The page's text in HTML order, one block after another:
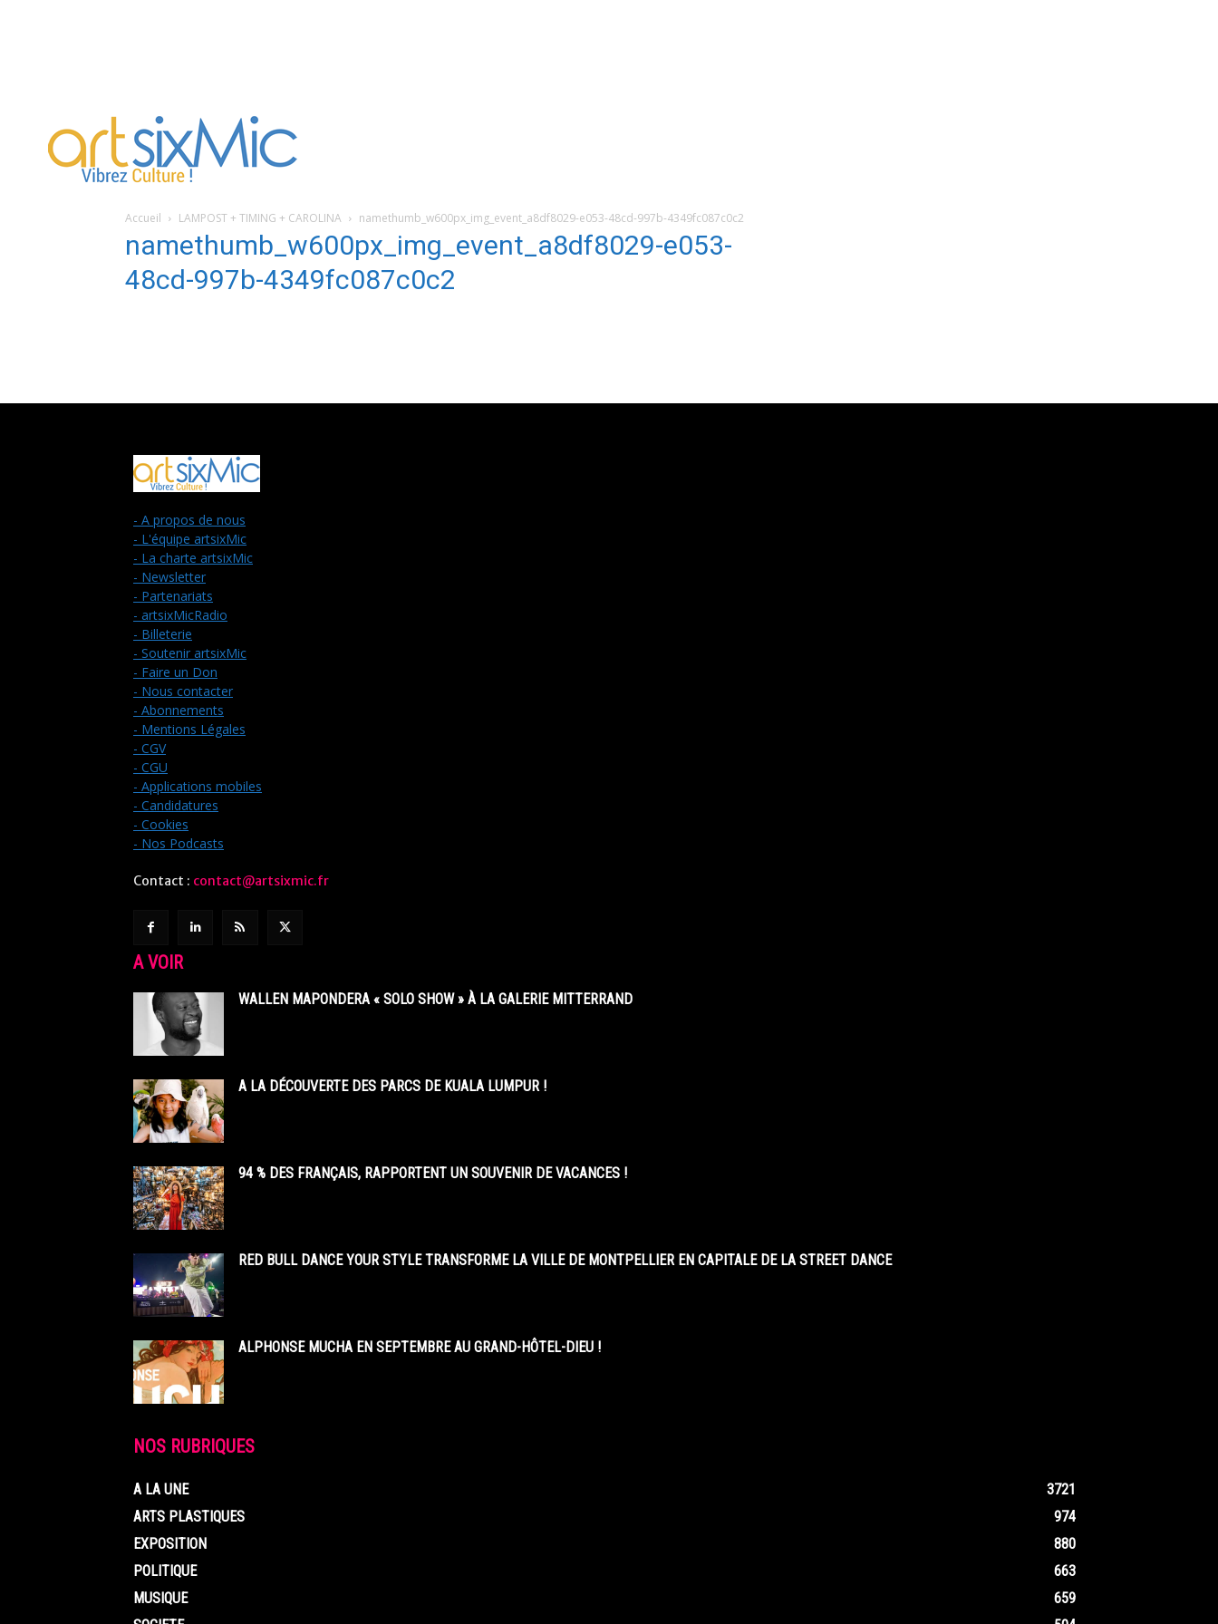
artsixMic
Accueil LAMPOST + TIMING + CAROLINA namethumb_w600px_img_event_a8df8029-e053-48cd-997b-4349fc087c0c2
namethumb_w600px_img_event_a8df8029-e053-
48cd-997b-4349fc087c0c2
- A propos de nous
- L'équipe artsixMic
- La charte artsixMic
- Newsletter
- Partenariats
- artsixMicRadio
- Billeterie
- Soutenir artsixMic
- Faire un Don
- Nous contacter
- Abonnements
- Mentions Légales
- CGV
- CGU
- Applications mobiles
- Candidatures
- Cookies
- Nos Podcasts
Contact : contact@artsixmic.fr
A VOIR
WALLEN MAPONDERA « SOLO SHOW » À LA GALERIE MITTERRAND
A LA DÉCOUVERTE DES PARCS DE KUALA LUMPUR !
94 % DES FRANÇAIS, RAPPORTENT UN SOUVENIR DE VACANCES !
RED BULL DANCE YOUR STYLE TRANSFORME LA VILLE DE MONTPELLIER EN CAPITALE DE LA STREET DANCE
ALPHONSE MUCHA EN SEPTEMBRE AU GRAND-HÔTEL-DIEU !
NOS RUBRIQUES
A LA UNE
3721
ARTS PLASTIQUES
974
EXPOSITION
880
POLITIQUE
663
MUSIQUE
659